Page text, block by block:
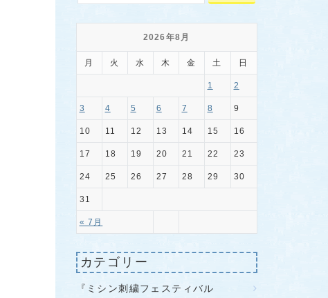
2026年8月
月 火 水 木 金 土 日
« 7月
1 2
3 4 5 6 7 8 9
10 11 12 13 14 15 16
17 18 19 20 21 22 23
24 25 26 27 28 29 30
31
カテゴリー
『ミシン刺繍フェスティバル